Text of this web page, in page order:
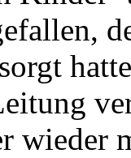
wieder